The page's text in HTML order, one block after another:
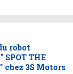
robot
SPOT THE
chez 3S Motors